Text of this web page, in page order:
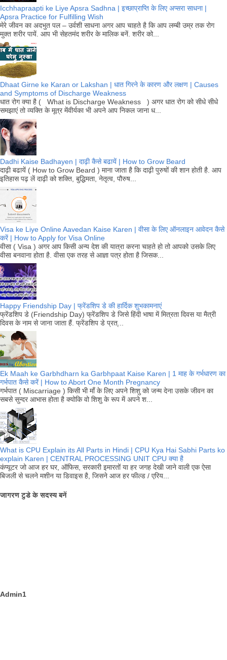
Icchhapraapti ke Liye Apsra Sadhna | इच्छाप्राप्ति के लिए अप्सरा साधना |
Apsra Practice for Fulfilling Wish
मेरे जीवन का अदभुत पल – उर्वशी साधना अगर आप चाहते है कि आप लम्बी उम्र तक रोग
मुक्त शरीर पायें. आप भी सेहतमंद शरीर के मालिक बनें. शरीर को...
Dhaat Girne ke Karan or Lakshan | धात गिरने के कारण और लक्षण | Causes
and Symptoms of Discharge Weakness
धात रोग क्या है ( What is Discharge Weakness ) अगर धात रोग को सीधे सीधे
समझाएं तो व्यक्ति के मूत्र मेंवीर्यका भी अपने आप निकल जाना ध...
Dadhi Kaise Badhayen | दाढ़ी कैसे बढायें | How to Grow Beard
दाढ़ी बढायें ( How to Grow Beard ) माना जाता है कि दाढ़ी पुरुषों की शान होती है. आप
इतिहास पढ़ लें दाढ़ी को शक्ति, बुद्धिमता, नेतृत्व, पौरुष...
Visa ke Liye Online Aavedan Kaise Karen | वीसा के लिए ऑनलाइन आवेदन कैसे
करें | How to Apply for Visa Online
वीसा ( Visa ) अगर आप किसी अन्य देश की यात्रा करना चाहते हो तो आपको उसके लिए
वीसा बनवाना होता है. वीसा एक तरह से आज्ञा पत्र होता है जिसक...
Happy Friendship Day | फ्रेंडशिप डे की हार्दिक शुभकामनाएं
फ्रेंडशिप डे (Friendship Day) फ्रेंडशिप डे जिसे हिंदी भाषा में मित्रता दिवस या मैत्री
दिवस के नाम से जाना जाता हैं. फ्रेंडशिप डे प्रत्...
Ek Maah ke Garbhdharn ka Garbhpaat Kaise Karen | 1 माह के गर्भधारण का
गर्भपात कैसे करें | How to Abort One Month Pregnancy
गर्भपात ( Miscarriage ) किसी भी माँ के लिए अपने शिशु को जन्म देना उसके जीवन का
सबसे सुन्दर आभास होता है क्योकि वो शिशु के रूप में अपने श...
What is CPU Explain its All Parts in Hindi | CPU Kya Hai Sabhi Parts ko
explain Karen | CENTRAL PROCESSING UNIT CPU क्या है
कंप्यूटर जो आज हर घर, ऑफिस, सरकारी इमारतों या हर जगह देखी जाने वाली एक ऐसा
बिजली से चलने मशीन या डिवाइस है, जिसने आज हर फील्ड / एरिय...
जागरण टुडे के सदस्य बनें
Admin1